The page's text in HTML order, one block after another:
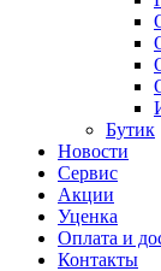
Бутик
Новости
Сервис
Акции
Уценка
Оплата и
Контакты